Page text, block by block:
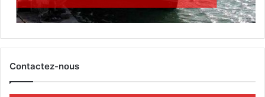
Contactez-nous